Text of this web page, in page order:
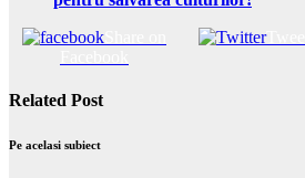
Tweet
Related Post
Pe acelasi subiect